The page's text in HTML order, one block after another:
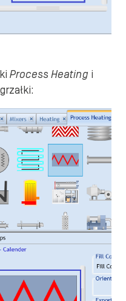
Process Heating i